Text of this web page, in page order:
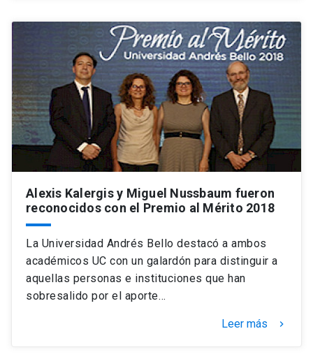
Alexis Kalergis y Miguel Nussbaum fueron
reconocidos con el Premio al Mérito 2018
La Universidad Andrés Bello destacó a ambos
académicos UC con un galardón para distinguir a
aquellas personas e instituciones que han
sobresalido por el aporte…
Leer más keyboard_arrow_right